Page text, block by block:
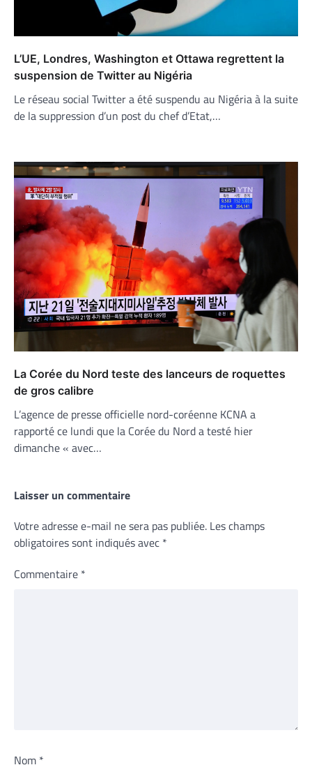
L’UE, Londres, Washington et Ottawa regrettent la
suspension de Twitter au Nigéria
Le réseau social Twitter a été suspendu au Nigéria à la suite
de la suppression d’un post du chef d’Etat,…
La Corée du Nord teste des lanceurs de roquettes
de gros calibre
L’agence de presse officielle nord-coréenne KCNA a
rapporté ce lundi que la Corée du Nord a testé hier
dimanche « avec…
Laisser un commentaire
Votre adresse e-mail ne sera pas publiée. Les champs
obligatoires sont indiqués avec *
Commentaire *
Nom *